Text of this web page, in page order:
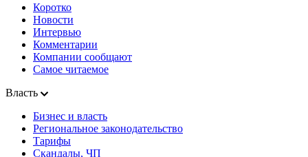
Коротко
Новости
Интервью
Комментарии
Компании сообщают
Самое читаемое
Власть
Бизнес и власть
Региональное законодательство
Тарифы
Скандалы, ЧП